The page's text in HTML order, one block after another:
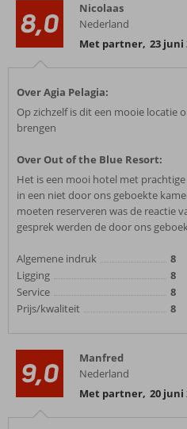
8,0
Nicolaas
Nederland
Met partner, 23 juni
Over Agia Pelagia:
Op zichzelf is dit een mooie locatie
brengen
Over Out of the Blue Resort:
Het is een mooi hotel met
in een niet door ons geboekte
moeten reserveren was de reactie
gesprek werden de door ons
Algemene indruk
8
Ligging
8
Service
8
Prijs/kwaliteit
8
9,0
Manfred
Nederland
Met partner, 20 juni